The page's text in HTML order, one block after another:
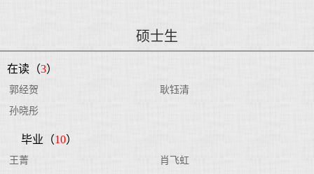
硕士生
在读（3）
郭经贺
耿钰清
孙晓彤
毕业（10）
王菁
肖飞虹